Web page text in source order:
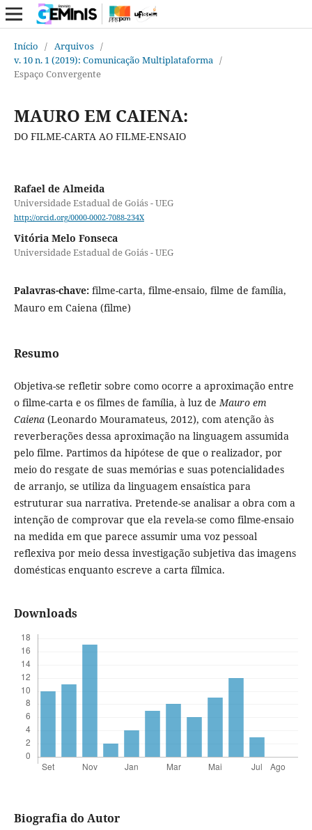
Início / Arquivos /
v. 10 n. 1 (2019): Comunicação Multiplataforma /
Espaço Convergente
MAURO EM CAIENA:
DO FILME-CARTA AO FILME-ENSAIO
Rafael de Almeida
Universidade Estadual de Goiás - UEG
http://orcid.org/0000-0002-7088-234X
Vitória Melo Fonseca
Universidade Estadual de Goiás - UEG
Palavras-chave: filme-carta, filme-ensaio, filme de família,
Mauro em Caiena (filme)
Resumo
Objetiva-se refletir sobre como ocorre a aproximação entre
o filme-carta e os filmes de família, à luz deMauro em
Caiena (Leonardo Mouramateus, 2012), com atenção às
reverberações dessa aproximação na linguagem assumida
pelo filme. Partimos da hipótese de que o realizador, por
meio do resgate de suas memórias e suas potencialidades
de arranjo, se utiliza da linguagem ensaística para
estruturar sua narrativa. Pretende-se analisar a obra com a
intenção de comprovar que ela revela-se como filme-ensaio
na medida em que parece assumir uma voz pessoal
reflexiva por meio dessa investigação subjetiva das imagens
domésticas enquanto escreve a carta fílmica.
Downloads
Biografia do Autor